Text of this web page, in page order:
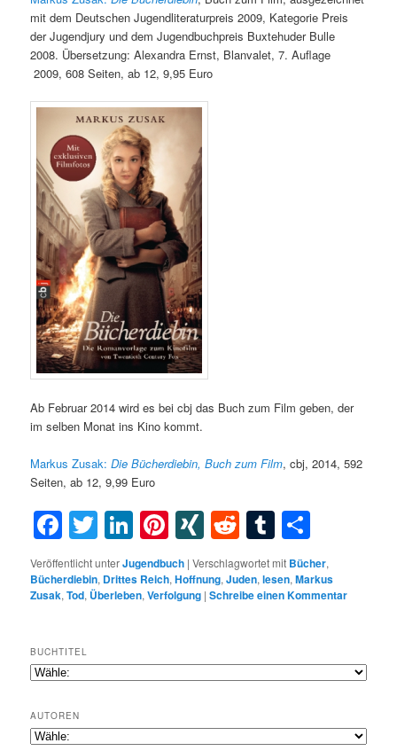
mit dem Deutschen Jugendliteraturpreis 2009, Kategorie Preis
der Jugendjury und dem Jugendbuchpreis Buxtehuder Bulle
2008. Übersetzung: Alexandra Ernst, Blanvalet, 7. Auflage
2009, 608 Seiten, ab 12, 9,95 Euro
Ab Februar 2014 wird es bei cbj das Buch zum Film geben, der
im selben Monat ins Kino kommt.
Markus Zusak:Die Bücherdiebin, Buch zum Film, cbj, 2014, 592
Seiten, ab 12, 9,99 Euro
Facebook
Twitter
LinkedIn
Pinterest
XINGRedditTumblr
Veröffentlicht unterJugendbuch |Verschlagwortet mit Bücher,
Bücherdiebin, Drittes Reich,Hoffnung,Juden,lesen,Markus
Zusak,Tod, Überleben,Verfolgung |Schreibe einen Kommentar
BUCHTITEL
AUTOREN